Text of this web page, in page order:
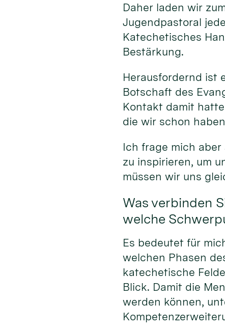
Daher laden wir
Jugendpastoral
Katechetisches
Bestärkung.
Herausfordernd ist
Botschaft des
Kontakt damit
die wir schon
Ich frage mich aber
zu inspirieren, um
müssen wir uns
Was verbinden
welche
Es bedeutet für
welchen Phasen
katechetische
Blick. Damit die
werden können,